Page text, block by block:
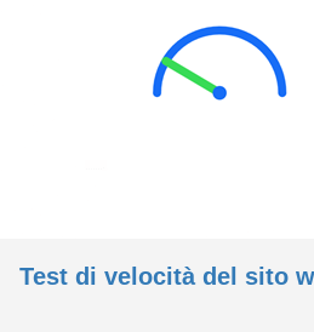
Test di velocità del sito